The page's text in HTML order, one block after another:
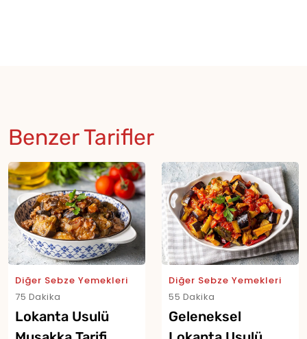
Benzer Tarifler
Diğer Sebze Yemekleri
75 Dakika
Lokanta Usulü
Diğer Sebze Yemekleri
55 Dakika
Geleneksel